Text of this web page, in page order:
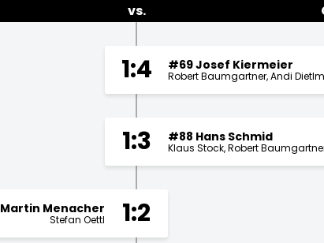
vs.
1:4 #69 Josef Kiermeier
Robert Baumgartner Andi
1:3 #88 Hans Schmid
Klaus Stock Robert
1:2
Martin Menacher
Stefan Oettl